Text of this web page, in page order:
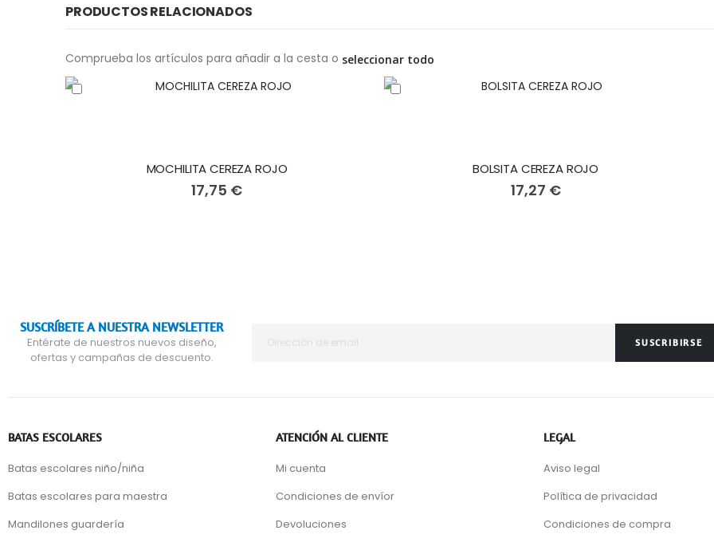
PRODUCTOS RELACIONADOS
Comprueba los artículos para añadir a la cesta o seleccionar todo
MOCHILITA CEREZA ROJO
17,75 €
BOLSITA CEREZA ROJO
17,27 €
SUSCRÍBETE A NUESTRA NEWSLETTER
Entérate de nuestros nuevos diseño,
ofertas y campañas de descuento.
SUSCRIBIRSE
BATAS ESCOLARES
Batas escolares niño/niña
Batas escolares para maestra
Mandilones guardería
ATENCIÓN AL CLIENTE
Mi cuenta
Condiciones de envíor
Devoluciones
LEGAL
Aviso legal
Política de privacidad
Condiciones de compra